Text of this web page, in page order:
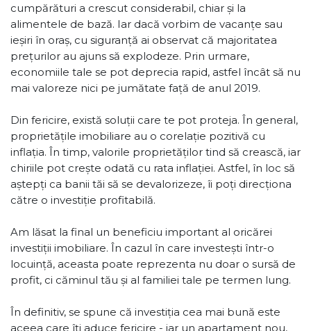
cumpărături a crescut considerabil, chiar și la
alimentele de bază. Iar dacă vorbim de vacanțe sau
ieșiri în oraș, cu siguranță ai observat că majoritatea
prețurilor au ajuns să explodeze. Prin urmare,
economiile tale se pot deprecia rapid, astfel încât să nu
mai valoreze nici pe jumătate față de anul 2019.
Din fericire, există soluții care te pot proteja. În general,
proprietățile imobiliare au o corelație pozitivă cu
inflația. În timp, valorile proprietăților tind să crească, iar
chiriile pot crește odată cu rata inflației. Astfel, în loc să
aștepți ca banii tăi să se devalorizeze, îi poți direcționa
către o investiție profitabilă.
Am lăsat la final un beneficiu important al oricărei
investiții imobiliare. În cazul în care investești într-o
locuință, aceasta poate reprezenta nu doar o sursă de
profit, ci căminul tău și al familiei tale pe termen lung.
În definitiv, se spune că investiția cea mai bună este
aceea care îți aduce fericire - iar un apartament nou,